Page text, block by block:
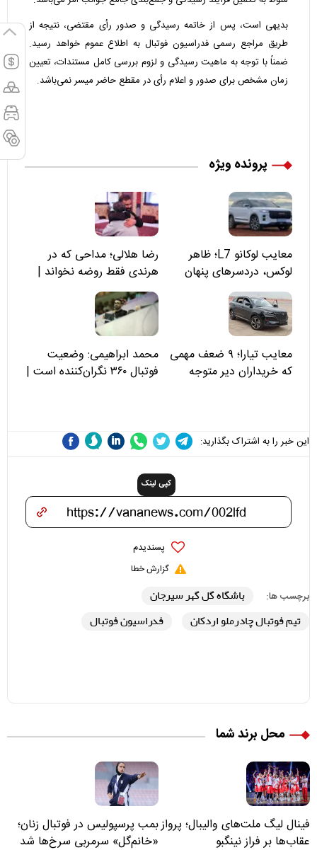
بدیهی است، پس از خاتمه رسیدگی و صدور رأی مقتضی، نتیجه از
طریق مراجع رسمی فدراسیون فوتبال به اطلاع عموم خواهد رسید.
ضمناً با توجه به ماهیت رسیدگی و لزوم بررسی کامل مستندات، تعیین
زمان مشخص برای صدور و اعلام رأی در مقطع حاضر میسر نمی‌باشد.
پرونده ویژه
معایب لوکانو L7؛ ظاهر
لوکس، دردسرهای پنهان
رضا هلالی؛ مداحی که در
هرندی فقط روضه نخواند |
مسئولان «تکیه‌گاه آقا مرتضی
علی(ع)» را جدی‌تر ببینند
معایب تیارا؛ ۹ ضعف مهمی
که خریداران دیر متوجه
محمد ابراهیمی: وضعیت
فوتبال ۳۶۰ نگران‌کننده است |
این خبر را به اشتراک بگذارید:
کپی لینک
پسندیدم
گزارش خطا
برچسب ها:
باشگاه گل گهر سیرجان
تیم فوتبال چادرملو اردکان
فدراسیون فوتبال
محل برند شما
فینال لیگ ملت‌های والیبال؛ پرواز
عقاب‌ها بر فراز نینگبو
بمب پرسپولیس در فوتبال زنان؛
«خانم‌گل» سرمربی سرخ‌ها شد